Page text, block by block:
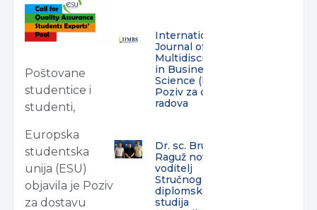
Poštovane
studentice i
studenti,
Europska
studentska
unija (ESU)
objavila je Poziv
za dostavu
International
Journal of
Multidisciplinarity
in Business and
Science (IJMBS) –
Poziv za dostavu
radova
Dr. sc. Bruno
Raguž novi
voditelj
Stručnog
diplomskog
studija